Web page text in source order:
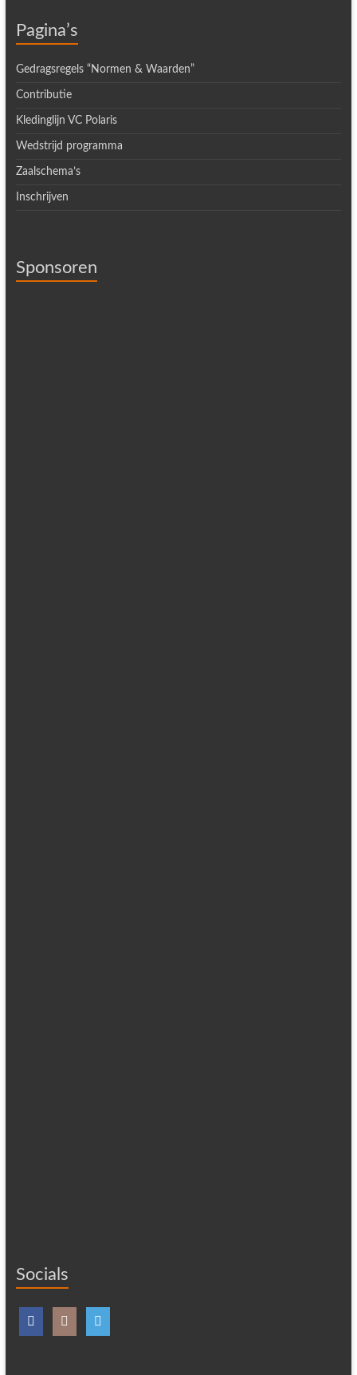
Pagina’s
Gedragsregels “Normen & Waarden”
Contributie
Kledinglijn VC Polaris
Wedstrijd programma
Zaalschema’s
Inschrijven
Sponsoren
Socials